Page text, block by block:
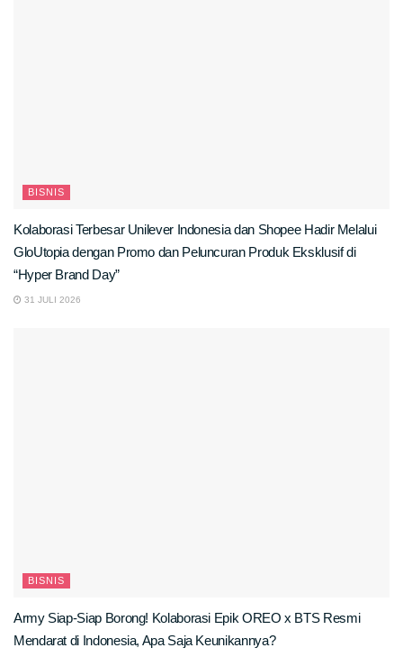
BISNIS
Kolaborasi Terbesar Unilever Indonesia dan Shopee Hadir Melalui
GloUtopia dengan Promo dan Peluncuran Produk Eksklusif di
“Hyper Brand Day”
31 JULI 2026
BISNIS
Army Siap-Siap Borong! Kolaborasi Epik OREO x BTS Resmi
Mendarat di Indonesia, Apa Saja Keunikannya?